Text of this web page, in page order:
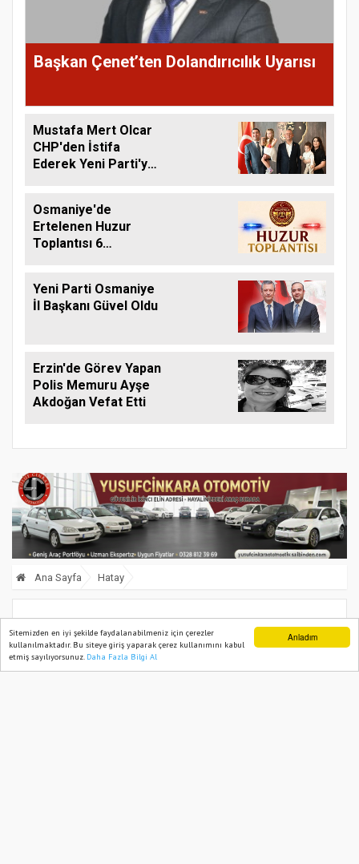
Anladım
Sitemizden en iyi şekilde faydalanabilmeniz için çerezler
kullanılmaktadır. Bu siteye giriş yaparak çerez kullanımını kabul
etmiş sayılıyorsunuz. Daha Fazla Bilgi Al
Başkan Çenet’ten Dolandırıcılık Uyarısı
Mustafa Mert Olcar
CHP'den İstifa
Ederek Yeni Parti'ye
Osmaniye'de
Ertelenen Huzur
Toplantısı 6
Yeni Parti Osmaniye
İl Başkanı Güvel Oldu
Erzin'de Görev Yapan
Polis Memuru Ayşe
Akdoğan Vefat Etti
Ana Sayfa Hatay
Hatay’da balık tutmak için botla denize
açılan kişi kayboldu
Ana Sayfa Web TV